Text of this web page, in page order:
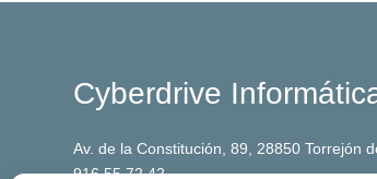
Cyberdrive
Av. de la Constitución, 89, 28850 Torrejón
916 55 72 42